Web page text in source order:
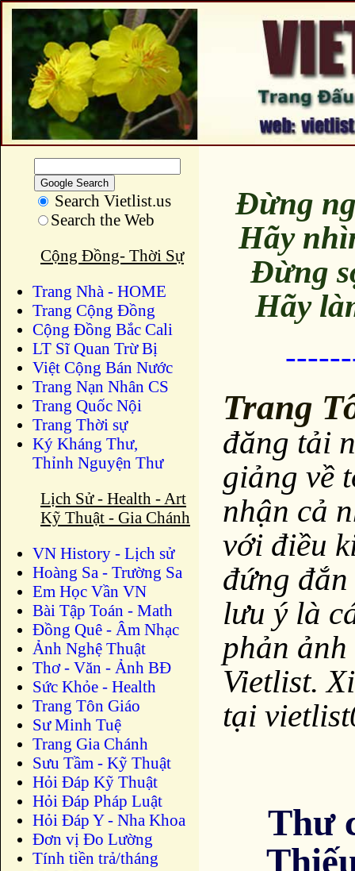
Search Vietlist.us
Search the Web
Cộng Đồng- Thời Sự
Trang Nhà - HOME
Trang Cộng Đồng
Cộng Đồng Bắc Cali
LT Sĩ Quan Trừ Bị
Việt Cộng Bán Nước
Trang Nạn Nhân CS
Trang Quốc Nội
Trang Thời sự
Ký Kháng Thư,
Thỉnh Nguyện Thư
Lịch Sử - Health - Art
Kỹ Thuật - Gia Chánh
VN History - Lịch sử
Hoàng Sa - Trường Sa
Em Học Vần VN
Bài Tập Toán - Math
Đồng Quê - Âm Nhạc
Ảnh Nghệ Thuật
Thơ - Văn - Ảnh BĐ
Sức Khỏe - Health
Trang Tôn Giáo
Sư Minh Tuệ
Trang Gia Chánh
Sưu Tầm - Kỹ Thuật
Hỏi Đáp Kỹ Thuật
Hỏi Đáp Pháp Luật
Hỏi Đáp Y - Nha Khoa
Đơn vị Đo Lường
Tính tiền trả/tháng
Đừng
Hãy
Đừng
Hãy
Trang
đăng tải
giảng về
nhận cả
với điều
đứng
lưu ý là
phản
Vietlist.
tại
Thư